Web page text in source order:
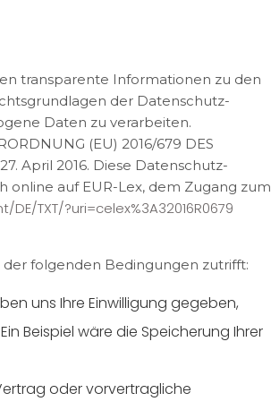
transparente Informationen zu den
der Datenschutz-
Daten zu verarbeiten.
(EU) 2016/679 DES
April 2016. Diese Datenschutz-
online auf EUR-Lex, dem Zugang zum
TXT/?uri=celex%3A32016R0679
folgenden Bedingungen zutrifft:
uns Ihre Einwilligung gegeben,
Beispiel wäre die Speicherung Ihrer
oder vorvertragliche